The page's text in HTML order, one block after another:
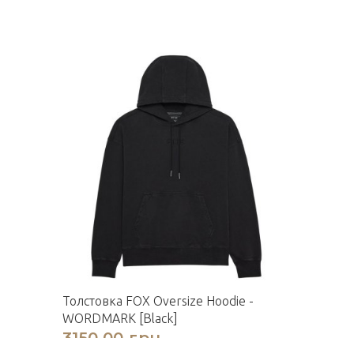
Толстовка FOX Oversize Hoodie -
WORDMARK [Black]